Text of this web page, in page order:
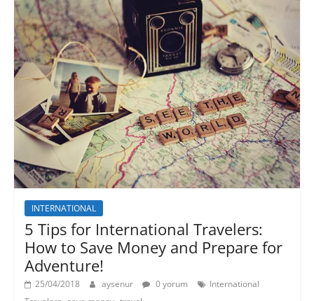
INTERNATIONAL
5 Tips for International Travelers:
How to Save Money and Prepare for
Adventure!
25/04/2018 aysenur 0 yorum
International